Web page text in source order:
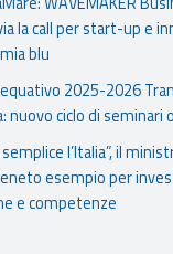
la call per start-up e
blu
2025-2026
nuovo ciclo di seminari
l’Italia”, il
esempio per
e competenze